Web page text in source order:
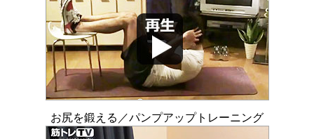
お尻を鍛える／パンプアップトレーニング